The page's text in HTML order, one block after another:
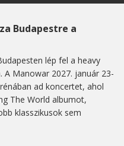
Budapestre a
lép fel a heavy
A Manowar 2027. január 23-
ad koncertet, ahol
The World albumot,
klasszikusok sem